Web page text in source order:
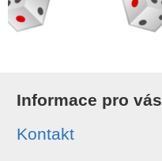
Informace pro vás
Kontakt